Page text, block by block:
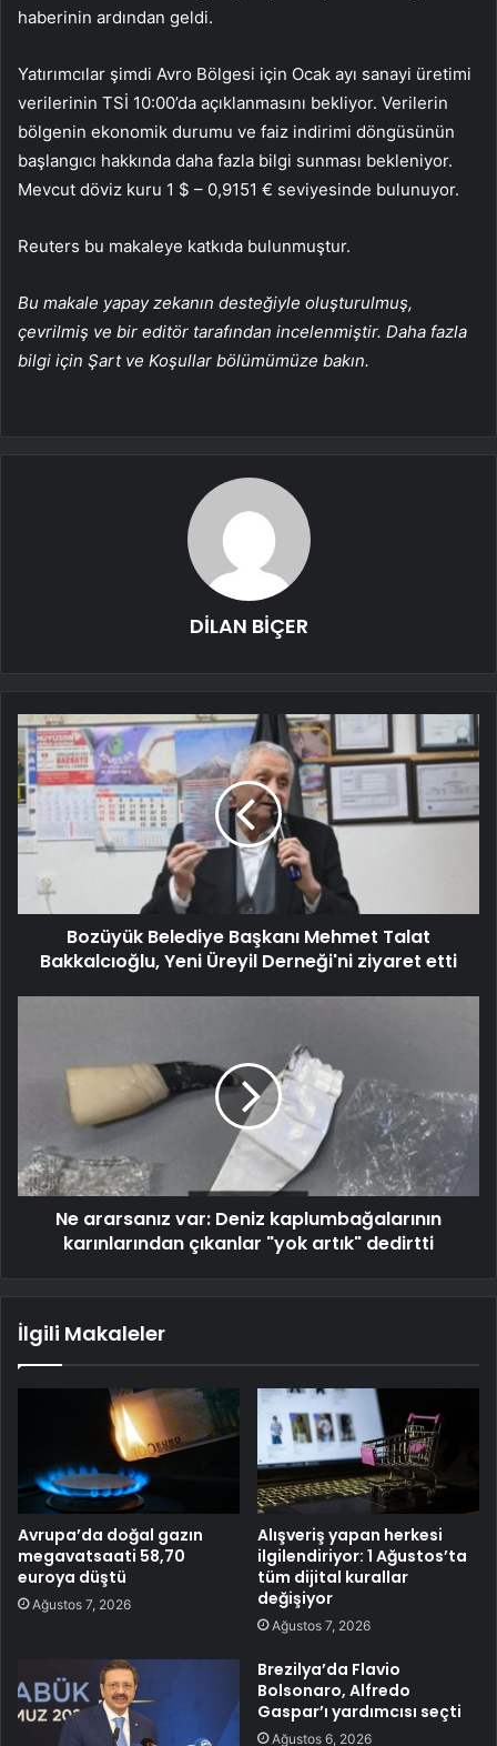
haberinin ardından geldi.
Yatırımcılar şimdi Avro Bölgesi için Ocak ayı sanayi üretimi
verilerinin TSİ 10:00’da açıklanmasını bekliyor. Verilerin
bölgenin ekonomik durumu ve faiz indirimi döngüsünün
başlangıcı hakkında daha fazla bilgi sunması bekleniyor.
Mevcut döviz kuru 1 $ – 0,9151 € seviyesinde bulunuyor.
Reuters bu makaleye katkıda bulunmuştur.
Bu makale yapay zekanın desteğiyle oluşturulmuş,
çevrilmiş ve bir editör tarafından incelenmiştir. Daha fazla
bilgi için Şart ve Koşullar bölümümüze bakın.
DİLAN BİÇER
Bozüyük Belediye Başkanı Mehmet Talat
Bakkalcıoğlu, Yeni Üreyil Derneği'ni ziyaret etti
Ne ararsanız var: Deniz kaplumbağalarının
karınlarından çıkanlar "yok artık" dedirtti
İlgili Makaleler
Avrupa’da doğal gazın
megavatsaati 58,70
euroya düştü
Ağustos 7, 2026
Alışveriş yapan herkesi
ilgilendiriyor: 1 Ağustos’ta
tüm dijital kurallar
değişiyor
Ağustos 7, 2026
Brezilya’da Flavio
Bolsonaro, Alfredo
Gaspar’ı yardımcısı seçti
Ağustos 6, 2026